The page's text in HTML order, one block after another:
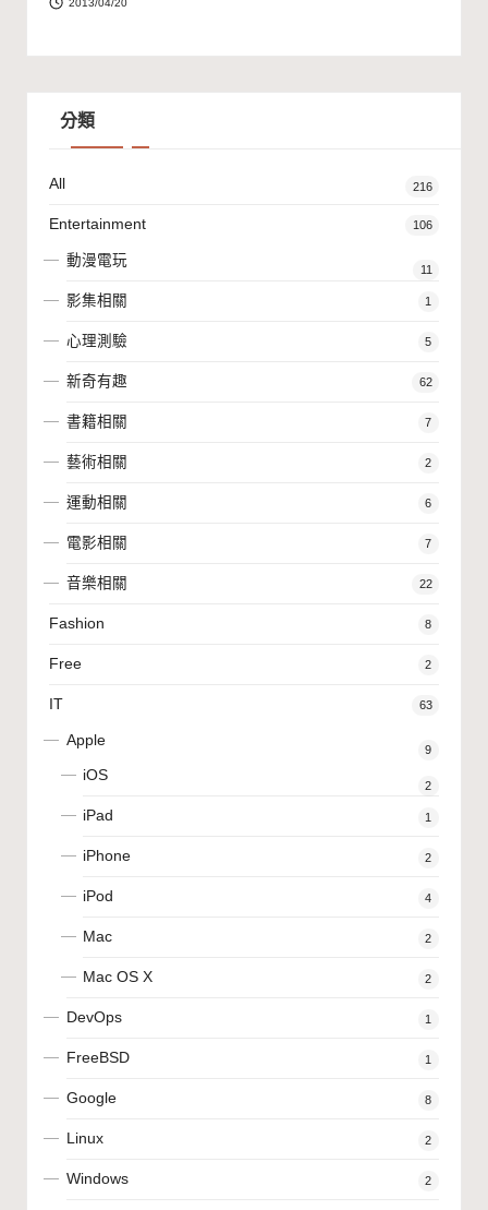
2013/04/20
分類
All 216
Entertainment 106
動漫電玩
11
影集相關 1
心理測驗 5
新奇有趣 62
書籍相關 7
藝術相關 2
運動相關 6
電影相關 7
音樂相關 22
Fashion 8
Free 2
IT 63
Apple
9
iOS
2
iPad 1
iPhone 2
iPod 4
Mac 2
Mac OS X 2
DevOps 1
FreeBSD 1
Google 8
Linux 2
Windows 2